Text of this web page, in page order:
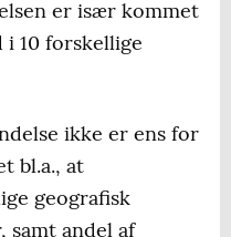
er især kommet
10 forskellige
ikke er ens for
bl.a., at
geografisk
samt andel af